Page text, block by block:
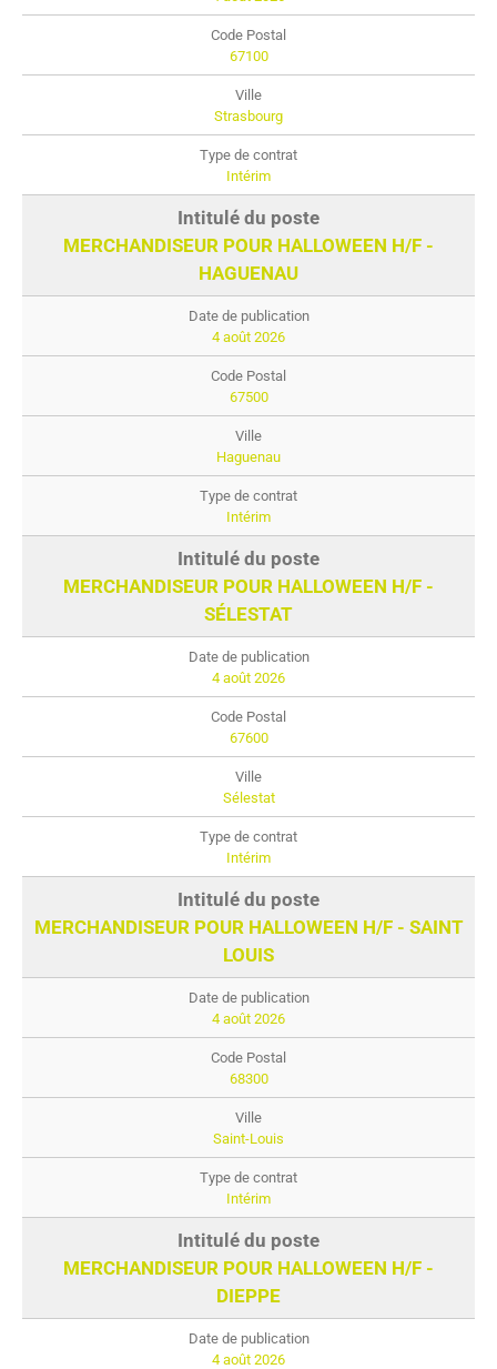
67100
Strasbourg
Intérim
MERCHANDISEUR POUR HALLOWEEN H/F -
HAGUENAU
4 août 2026
67500
Haguenau
Intérim
MERCHANDISEUR POUR HALLOWEEN H/F -
SÉLESTAT
4 août 2026
67600
Sélestat
Intérim
MERCHANDISEUR POUR HALLOWEEN H/F - SAINT
LOUIS
4 août 2026
68300
Saint-Louis
Intérim
MERCHANDISEUR POUR HALLOWEEN H/F -
DIEPPE
4 août 2026